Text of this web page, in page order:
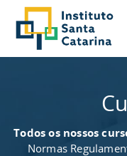
Todos os nossos
Normas